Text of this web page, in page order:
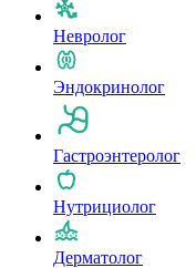
Невролог
Эндокринолог
Гастроэнтеролог
Нутрициолог
Дерматолог